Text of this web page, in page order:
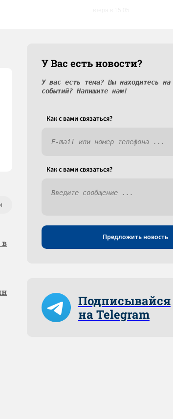
в
У Вас есть новости?
У вас есть тема? Вы находитесь на
событий? Напишите нам!
Как c вами связаться?
Как c вами связаться?
Предложить новость
Подписывайся
на Telegram